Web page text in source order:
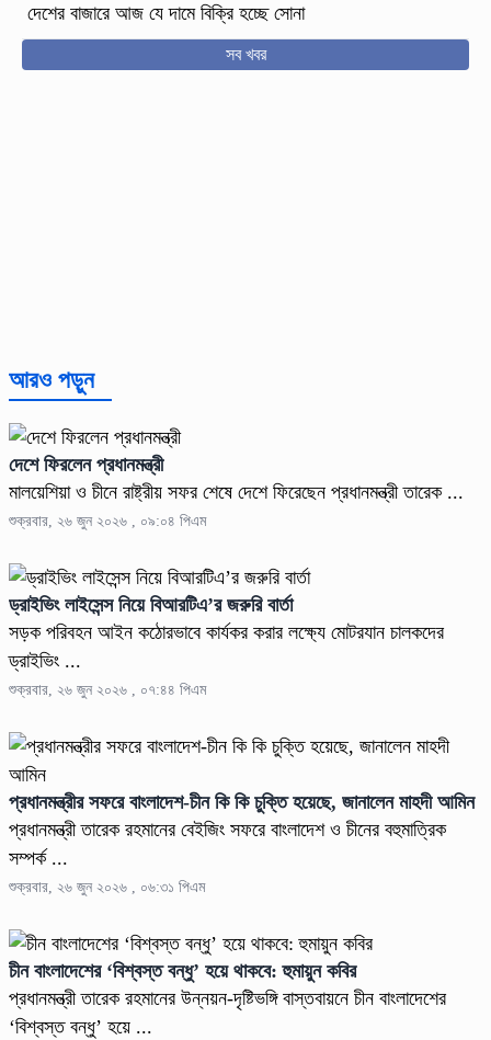
দেশের বাজারে আজ যে দামে বিক্রি হচ্ছে সোনা
সব খবর
আরও পড়ুন
দেশে ফিরলেন প্রধানমন্ত্রী
মালয়েশিয়া ও চীনে রাষ্ট্রীয় সফর শেষে দেশে ফিরেছেন প্রধানমন্ত্রী তারেক ...
শুক্রবার, ২৬ জুন ২০২৬ , ০৯:০৪ পিএম
ড্রাইভিং লাইসেন্স নিয়ে বিআরটিএ’র জরুরি বার্তা
সড়ক পরিবহন আইন কঠোরভাবে কার্যকর করার লক্ষ্যে মোটরযান চালকদের
ড্রাইভিং ...
শুক্রবার, ২৬ জুন ২০২৬ , ০৭:৪৪ পিএম
প্রধানমন্ত্রীর সফরে বাংলাদেশ-চীন কি কি চুক্তি হয়েছে, জানালেন মাহদী আমিন
প্রধানমন্ত্রী তারেক রহমানের বেইজিং সফরে বাংলাদেশ ও চীনের বহুমাত্রিক
সম্পর্ক ...
শুক্রবার, ২৬ জুন ২০২৬ , ০৬:৩১ পিএম
চীন বাংলাদেশের ‘বিশ্বস্ত বন্ধু’ হয়ে থাকবে: হুমায়ুন কবির
প্রধানমন্ত্রী তারেক রহমানের উন্নয়ন-দৃষ্টিভঙ্গি বাস্তবায়নে চীন বাংলাদেশের
‘বিশ্বস্ত বন্ধু’ হয়ে ...